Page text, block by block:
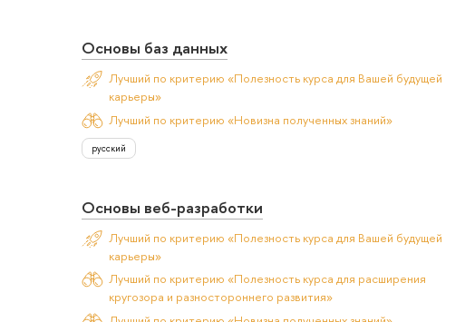
Основы баз данных
Лучший по критерию «Полезность курса для Вашей будущей
карьеры»
Лучший по критерию «Новизна полученных знаний»
русский
Основы веб-разработки
Лучший по критерию «Полезность курса для Вашей будущей
карьеры»
Лучший по критерию «Полезность курса для расширения
кругозора и разностороннего развития»